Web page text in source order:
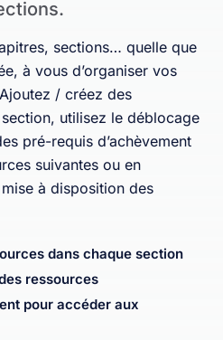
sections… quelle que
à vous d’organiser vos
/ créez des
utilisez le déblocage
pré-requis d’achèvement
suivantes ou en
à disposition des
dans chaque section
ressources
pour accéder aux